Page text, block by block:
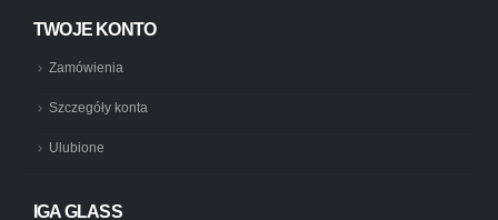
TWOJE KONTO
Zamówienia
Szczegóły konta
Ulubione
IGA GLASS